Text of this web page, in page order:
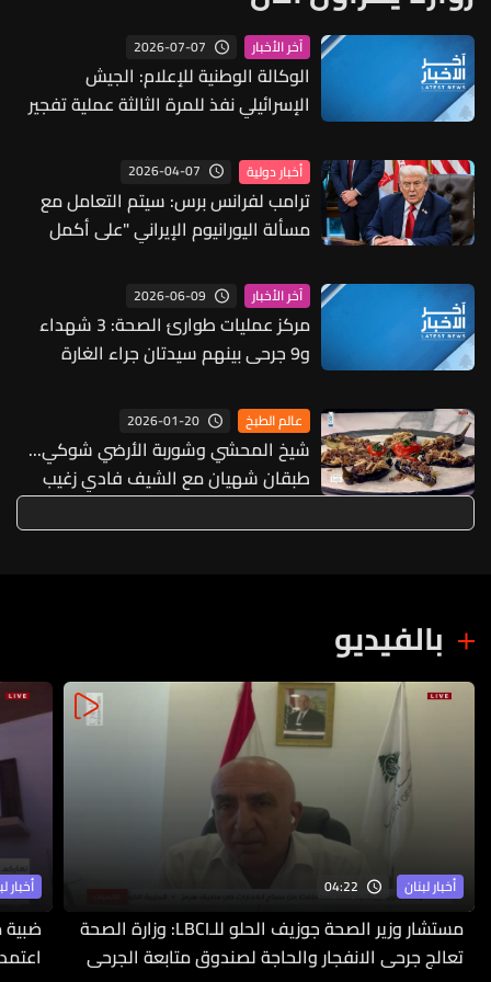
آخر الأخبار 2026-07-07
الوكالة الوطنية للإعلام: الجيش
الإسرائيلي نفذ للمرة الثالثة عملية تفجير
أخبار دولية 2026-04-07
ترامب لفرانس برس: سيتم التعامل مع
مسألة اليورانيوم الإيراني "على أكمل
آخر الأخبار 2026-06-09
مركز عمليات طوارئ الصحة: 3 شهداء
و9 جرحى بينهم سيدتان جراء الغارة
عالم الطبخ 2026-01-20
شيخ المحشي وشوربة الأرضي شوكي...
طبقان شهيان مع الشيف فادي زغيب
(فيديو)
بالفيديو
أخبار لبنان 04:22
مستشار وزير الصحة جوزيف الحلو للـLBCI: وزارة الصحة
تعالج جرحى الانفجار والحاجة لصندوق متابعة الجرحى
أخبار
ضبية